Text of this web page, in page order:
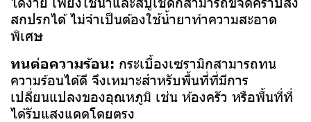
สกปรกได้ ไม่จำเป็นต้องใช้น้ำยาทำความสะอาด
พิเศษ
ทนต่อความร้อน: กระเบื้องเซรามิกสามารถทน
ความร้อนได้ดี จึงเหมาะสำหรับพื้นที่ที่มีการ
เปลี่ยนแปลงของอุณหภูมิ เช่น ห้องครัว หรือพื้นที่ที่
ได้รับแสงแดดโดยตรง